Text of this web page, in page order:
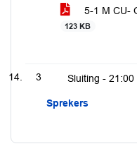
5-1 M CU-
123 KB
3 Sluiting - 21:00
Sprekers